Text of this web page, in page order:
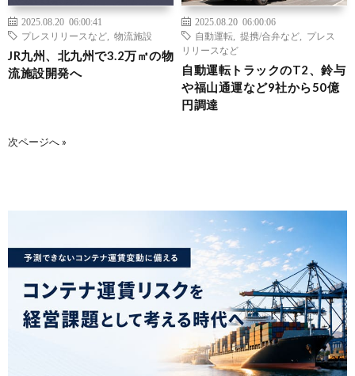
2025.08.20 06:00:41
プレスリリースなど
物流施設
JR九州、北九州で3.2万㎡の物
流施設開発へ
2025.08.20 06:00:06
自動運転
提携/合弁など
プレス
リリースなど
自動運転トラックのT2、鈴与
や福山通運など9社から50億
円調達
次ページへ »